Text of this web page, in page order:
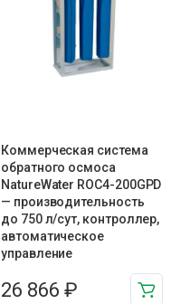
Коммерческая система
обратного осмоса
NatureWater ROC4-200GPD
— производительность
до 750 л/сут, контроллер,
автоматическое
управление
26 866 ₽